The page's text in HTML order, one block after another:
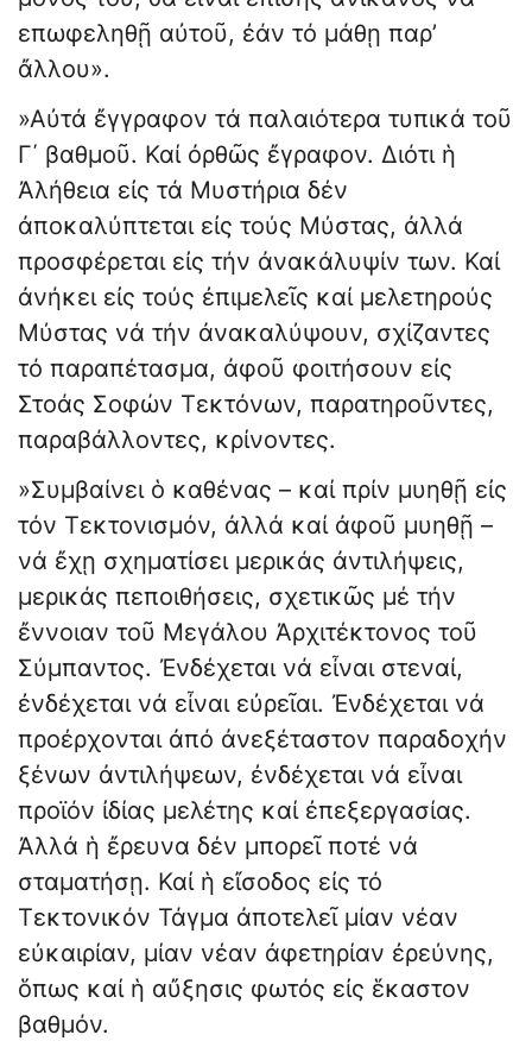
επωφεληθῇ αὐτοῦ, ἐάν τό μάθῃ παρ’
ἄλλου».
»Αὐτά ἔγγραφον τά παλαιότερα τυπικά τοῦ
Γ΄ βαθμοῦ. Καί ὀρθῶς ἔγραφον. Διότι ἡ
Ἀλήθεια εἰς τά Μυστήρια δέν
ἀποκαλύπτεται εἰς τούς Μύστας, ἀλλά
προσφέρεται εἰς τήν ἀνακάλυψίν των. Καί
ἀνήκει εἰς τούς ἐπιμελεῖς καί μελετηρούς
Μύστας νά τήν ἀνακαλύψουν, σχίζαντες
τό παραπέτασμα, ἀφοῦ φοιτήσουν εἰς
Στοάς Σοφών Τεκτόνων, παρατηροῦντες,
παραβάλλοντες, κρίνοντες.
»Συμβαίνει ὁ καθένας – καί πρίν μυηθῇ εἰς
τόν Τεκτονισμόν, ἀλλά καί ἀφοῦ μυηθῇ –
νά ἔχῃ σχηματίσει μερικάς ἀντιλήψεις,
μερικάς πεποιθήσεις, σχετικῶς μέ τήν
ἔννοιαν τοῦ Μεγάλου Ἀρχιτέ­κτονος τοῦ
Σύμπαντος. Ἐνδέχεται νά εἶναι στεναί,
ἐνδέχεται νά εἶναι εὐρεῖαι. Ἐνδέχεται νά
προέρχονται ἀπό ἀνεξέταστον παραδοχήν
ξένων ἀντιλήψεων, ἐνδέχεται νά εἶναι
προϊόν ἰδίας μελέτης καί ἐπεξεργασίας.
Ἀλλά ἡ ἔρευνα δέν μπορεῖ ποτέ νά
σταματήσῃ. Καί ἡ εἴσοδος εἰς τό
Τεκτονικόν Τάγμα ἀποτελεῖ μίαν νέαν
εὐκαιρίαν, μίαν νέαν ἀφετηρίαν ἐρεύνης,
ὅπως καί ἡ αὔξησις φωτός εἰς ἕκαστον
βαθμόν.